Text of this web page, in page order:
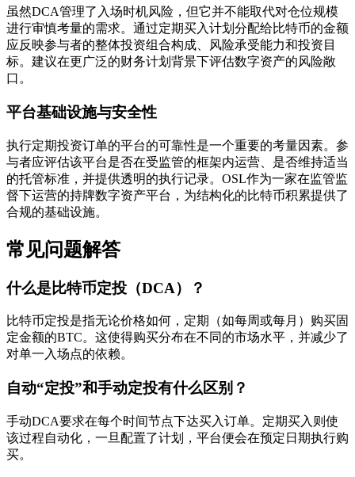
虽然DCA管理了入场时机风险，但它并不能取代对仓位规模
进行审慎考量的需求。通过定期买入计划分配给比特币的金额
应反映参与者的整体投资组合构成、风险承受能力和投资目
标。建议在更广泛的财务计划背景下评估数字资产的风险敞
口。
平台基础设施与安全性
执行定期投资订单的平台的可靠性是一个重要的考量因素。参
与者应评估该平台是否在受监管的框架内运营、是否维持适当
的托管标准，并提供透明的执行记录。OSL作为一家在监管监
督下运营的持牌数字资产平台，为结构化的比特币积累提供了
合规的基础设施。
常见问题解答
什么是比特币定投（DCA）？
比特币定投是指无论价格如何，定期（如每周或每月）购买固
定金额的BTC。这使得购买分布在不同的市场水平，并减少了
对单一入场点的依赖。
自动“定投”和手动定投有什么区别？
手动DCA要求在每个时间节点下达买入订单。定期买入则使
该过程自动化，一旦配置了计划，平台便会在预定日期执行购
买。